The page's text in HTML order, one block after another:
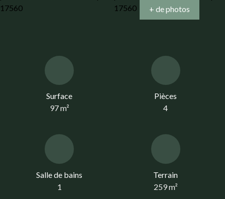
+ de photos
Surface
97m²
Pièces
4
Salle de bains
1
Terrain
259m²